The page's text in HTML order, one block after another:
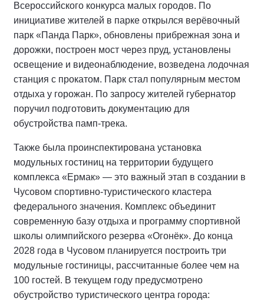
Всероссийского конкурса малых городов. По
инициативе жителей в парке открылся верёвочный
парк «Панда Парк», обновлены прибрежная зона и
дорожки, построен мост через пруд, установлены
освещение и видеонаблюдение, возведена лодочная
станция с прокатом. Парк стал популярным местом
отдыха у горожан. По запросу жителей губернатор
поручил подготовить документацию для
обустройства памп-трека.
Также была проинспектирована установка
модульных гостиниц на территории будущего
комплекса «Ермак» — это важный этап в создании в
Чусовом спортивно-туристического кластера
федерального значения. Комплекс объединит
современную базу отдыха и программу спортивной
школы олимпийского резерва «Огонёк». До конца
2028 года в Чусовом планируется построить три
модульные гостиницы, рассчитанные более чем на
100 гостей. В текущем году предусмотрено
обустройство туристического центра города: